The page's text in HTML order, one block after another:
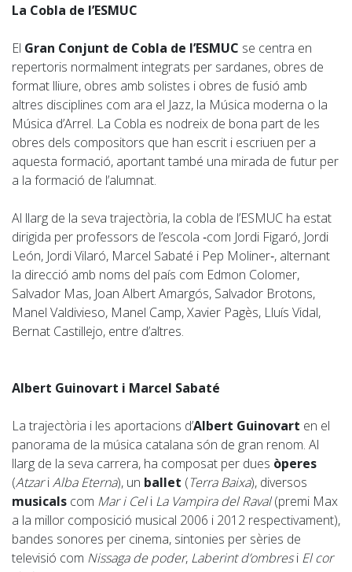
La Cobla de l’ESMUC
El Gran Conjunt de Cobla de l’ESMUC se centra en
repertoris normalment integrats per sardanes, obres de
format lliure, obres amb solistes i obres de fusió amb
altres disciplines com ara el Jazz, la Música moderna o la
Música d’Arrel. La Cobla es nodreix de bona part de les
obres dels compositors que han escrit i escriuen per a
aquesta formació, aportant també una mirada de futur per
a la formació de l’alumnat.
Al llarg de la seva trajectòria, la cobla de l’ESMUC ha estat
dirigida per professors de l’escola ‑com Jordi Figaró, Jordi
León, Jordi Vilaró, Marcel Sabaté i Pep Moliner‑, alternant
la direcció amb noms del país com Edmon Colomer,
Salvador Mas, Joan Albert Amargós, Salvador Brotons,
Manel Valdivieso, Manel Camp, Xavier Pagès, Lluís Vidal,
Bernat Castillejo, entre d’altres.
Albert Guinovart i Marcel Sabaté
La trajectòria i les aportacions d’Albert Guinovart en el
panorama de la música catalana són de gran renom. Al
llarg de la seva carrera, ha composat per dues òperes
(AtzariAlba Eterna), un ballet (Terra Baixa), diversos
musicals com Mar i Celi La Vampira del Raval(premi Max
a la millor composició musical 2006 i 2012 respectivament),
bandes sonores per cinema, sintonies per sèries de
televisió com Nissaga de poder, Laberint d’ombresi El cor